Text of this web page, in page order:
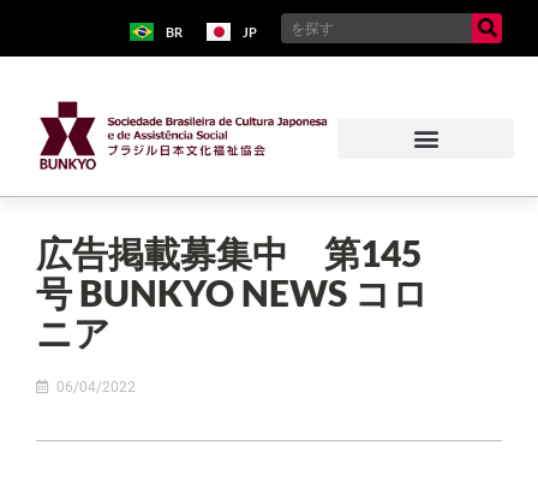
BR JP
広告掲載募集中 第145
号 BUNKYO NEWS コロ
ニア
06/04/2022